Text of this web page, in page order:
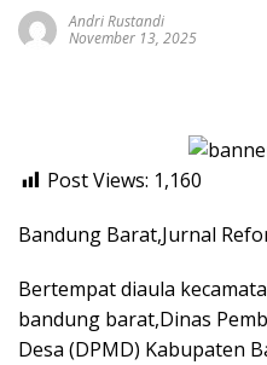
Andri Rustandi
November 13, 2025
Post Views: 1,160
Bandung Barat,Jurnal
Bertempat diaula
bandung barat,Dinas
Desa (DPMD) Kabupaten